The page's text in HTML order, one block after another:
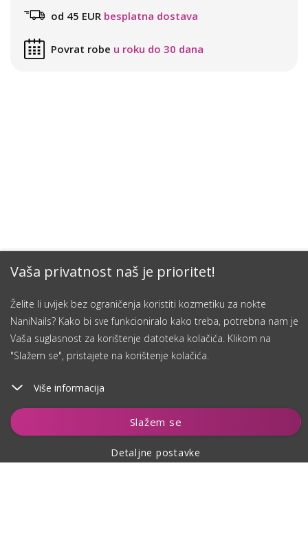
Vaša privatnost naš je prioritet!
Želite li uvijek bez ograničenja koristiti kozmetiku za nokte
NaniNails? Kako bi sve funkcioniralo kako treba, potrebna nam je
Vaša suglasnost za korištenje datoteka kolačića. Klikom na
"Slažem se", pristajete na korištenje kolačića.
Više informacija
Slažem se
Detaljne postavke
Dodaj u košaricu
od 45 EUR besplatna dostava
Povrat robe u roku do 30 dana